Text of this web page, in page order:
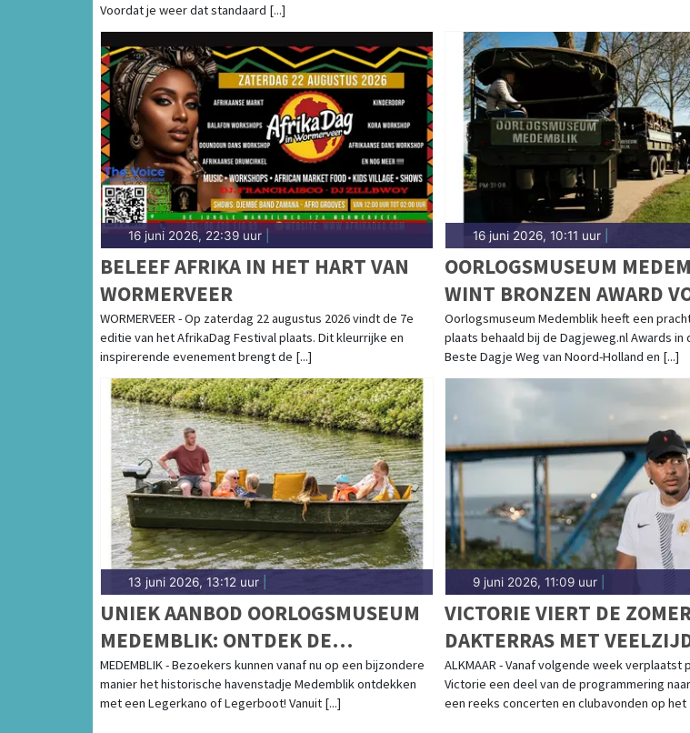
Voordat je weer dat standaard [...]
16 juni 2026, 22:39 uur
BELEEF AFRIKA IN HET HART VAN
WORMERVEER
WORMERVEER - Op zaterdag 22 augustus 2026 vindt de 7e
editie van het AfrikaDag Festival plaats. Dit kleurrijke en
inspirerende evenement brengt de [...]
16 juni 2026, 10:11 uur|
OORLOGSMUSEUM
WINT BRONZEN AWARD
BESTE DAGJE WEG VAN
HOLLAND!
Oorlogsmuseum Medemblik heeft een
plaats behaald bij de Dagjeweg.nl Awards in
Beste Dagje Weg van Noord-Holland en [...]
13 juni 2026, 13:12 uur
UNIEK AANBOD OORLOGSMUSEUM
MEDEMBLIK: ONTDEK DE
GESCHIEDENIS VANUIT EEN
LEGERBOOT OF LEGERKANO
MEDEMBLIK - Bezoekers kunnen vanaf nu op een bijzondere
manier het historische havenstadje Medemblik ontdekken
met een Legerkano of Legerboot! Vanuit [...]
9 juni 2026, 11:09 uur|
VICTORIE VIERT DE
DAKTERRAS MET
PROGRAMMA
ALKMAAR - Vanaf volgende week verplaatst
Victorie een deel van de programmering
een reeks concerten en clubavonden op het